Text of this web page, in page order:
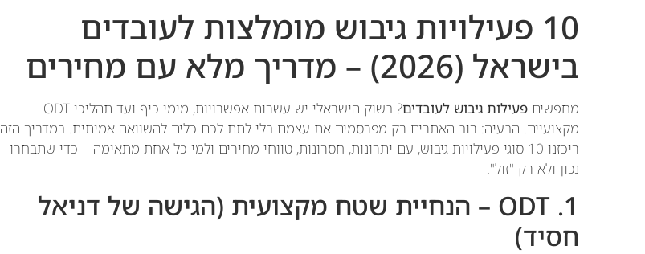
10 פעילויות גיבוש מומלצות לעובדים
בישראל (2026) – מדריך מלא עם מחירים
מחפשים פעילות גיבוש לעובדים
? בשוק הישראלי יש עשרות אפשרויות, מימי כיף ועד תהליכי ODT
מקצועיים. הבעיה: רוב האתרים רק מפרסמים את עצמם בלי לתת לכם כלים להשוואה אמיתית. במדריך הזה
ריכזנו 10 סוגי פעילויות גיבוש, עם יתרונות, חסרונות, טווחי מחירים ולמי כל אחת מתאימה – כדי שתבחרו
נכון ולא רק "זול".
1. ODT – הנחיית שטח מקצועית (הגישה של דניאל
חסיד)